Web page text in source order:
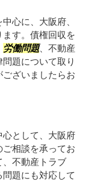
心に、大阪府、
す。債権回収を
労働問題、不動産
題について取り
ざいましたらお
として、大阪府
相談を承ってお
、不動産トラブ
題にも対応して